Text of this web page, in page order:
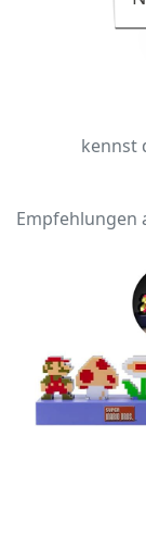
kennst
Empfehlungen